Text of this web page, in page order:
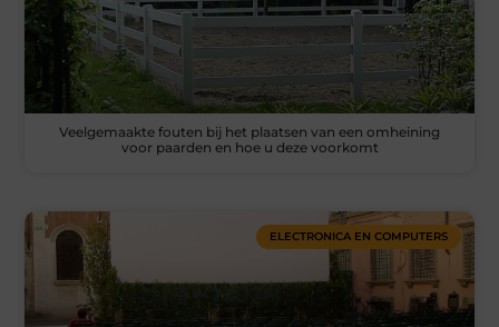
Veelgemaakte fouten bij het plaatsen van een omheining
voor paarden en hoe u deze voorkomt
ELECTRONICA EN COMPUTERS